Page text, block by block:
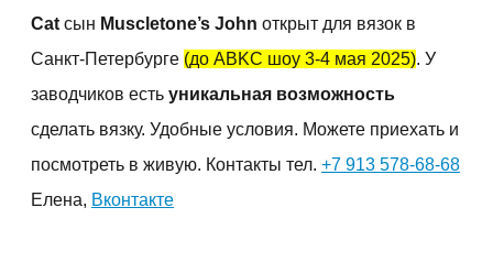
Cat сын Muscletone’s John открыт для вязок в
Санкт-Петербурге (до ABKC шоу 3-4 мая 2025). У
заводчиков есть уникальная возможность
сделать вязку. Удобные условия. Можете приехать и
посмотреть в живую. Контакты тел. +7 913 578-68-68
Елена, Вконтакте